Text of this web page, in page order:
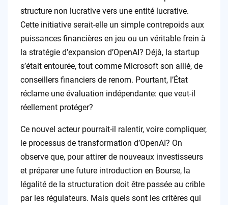
structure non lucrative vers une entité lucrative.
Cette initiative serait-elle un simple contrepoids aux
puissances financières en jeu ou un véritable frein à
la stratégie d’expansion d’OpenAI? Déjà, la startup
s’était entourée, tout comme Microsoft son allié, de
conseillers financiers de renom. Pourtant, l’État
réclame une évaluation indépendante: que veut-il
réellement protéger?
Ce nouvel acteur pourrait-il ralentir, voire compliquer,
le processus de transformation d’OpenAI? On
observe que, pour attirer de nouveaux investisseurs
et préparer une future introduction en Bourse, la
légalité de la structuration doit être passée au crible
par les régulateurs. Mais quels sont les critères qui